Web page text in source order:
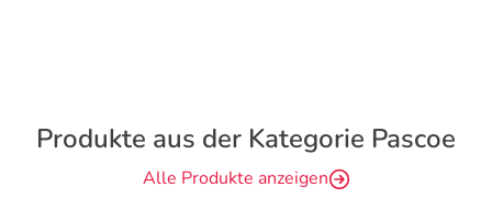
Produkte aus der Kategorie Pascoe
Alle Produkte anzeigen